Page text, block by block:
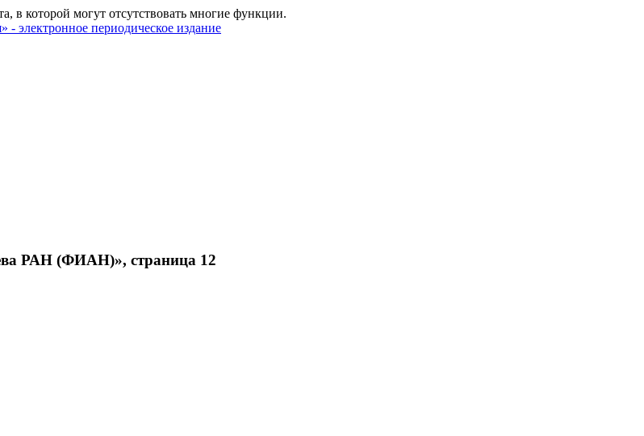
в которой могут отсутствовать многие функции.
РАН (ФИАН)», страница 12